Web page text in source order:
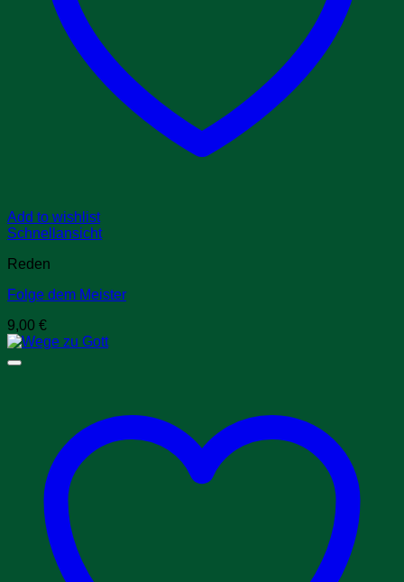
Add to wishlist
Schnellansicht
Reden
Folge dem Meister
9,00 €